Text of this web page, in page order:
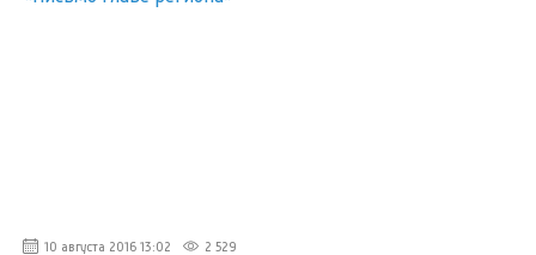
10 августа 2016 13:02 2 529